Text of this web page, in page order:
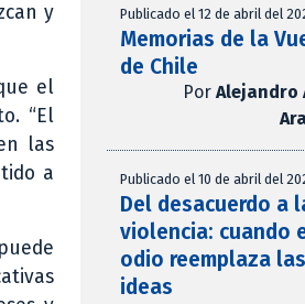
y
el
“El
las
a
Publicado el 12 de abril del
Memorias de la
de Chile
Por Alejandro
Publicado el 10 de abril del
Del desacuerdo a
violencia: cuando
odio reemplaza las
ideas